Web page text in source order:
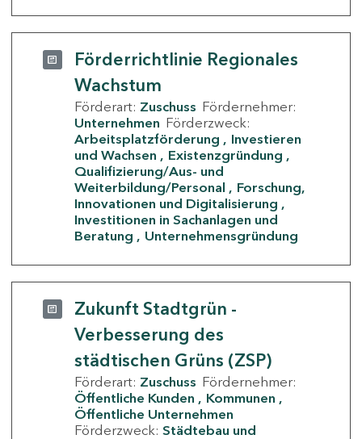
Förderrichtlinie Regionales
Wachstum
Förderart: Zuschuss Fördernehmer:
Unternehmen Förderzweck:
Arbeitsplatzförderung
Investieren
und Wachsen
Existenzgründung
Qualifizierung/Aus- und
Weiterbildung/Personal
Forschung,
Innovationen und Digitalisierung
Investitionen in Sachanlagen und
Beratung
Unternehmensgründung
Zukunft Stadtgrün -
Verbesserung des
städtischen Grüns (ZSP)
Förderart: Zuschuss Fördernehmer:
Öffentliche Kunden
Kommunen
Öffentliche Unternehmen
Förderzweck: Städtebau und